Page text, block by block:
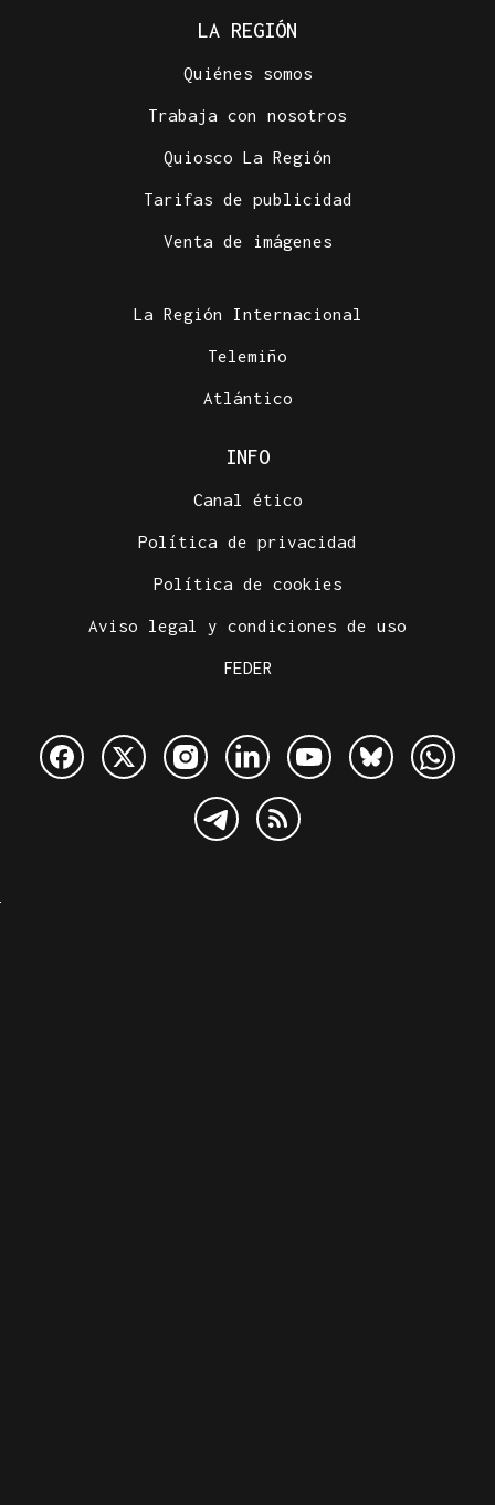
LA REGIÓN
Quiénes somos
Trabaja con nosotros
Quiosco La Región
Tarifas de publicidad
Venta de imágenes
La Región Internacional
Telemiño
Atlántico
INFO
Canal ético
Política de privacidad
Política de cookies
Aviso legal y condiciones de uso
FEDER